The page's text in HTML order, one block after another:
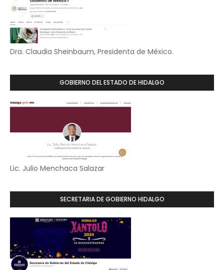
Dra. Claudia Sheinbaum, Presidenta de México.
GOBIERNO DEL ESTADO DE HIDALGO
Lic. Julio Menchaca Salazar
SECRETARIA DE GOBIERNO HIDALGO